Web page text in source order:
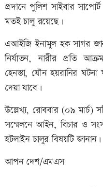
প্রদানে পুলিশ সাইবার
মতই চালু রয়েছে।
এআইজি ইনামুল হক সাগর
নির্যাতন, নারীর প্রতি
হেনস্তা, যৌন হয়রানির
দেয়া যাবে।
উল্লেখ্য, রোববার (০৯ মার্চ)
সম্মেলনে আইন, বিচার ও
হটলাইন চালুর বিষয়টি জানান।
আপন দেশ/এমএস